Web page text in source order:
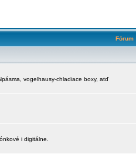
Fórum
vogelhausy-chladiace boxy, atď
i digitálne.